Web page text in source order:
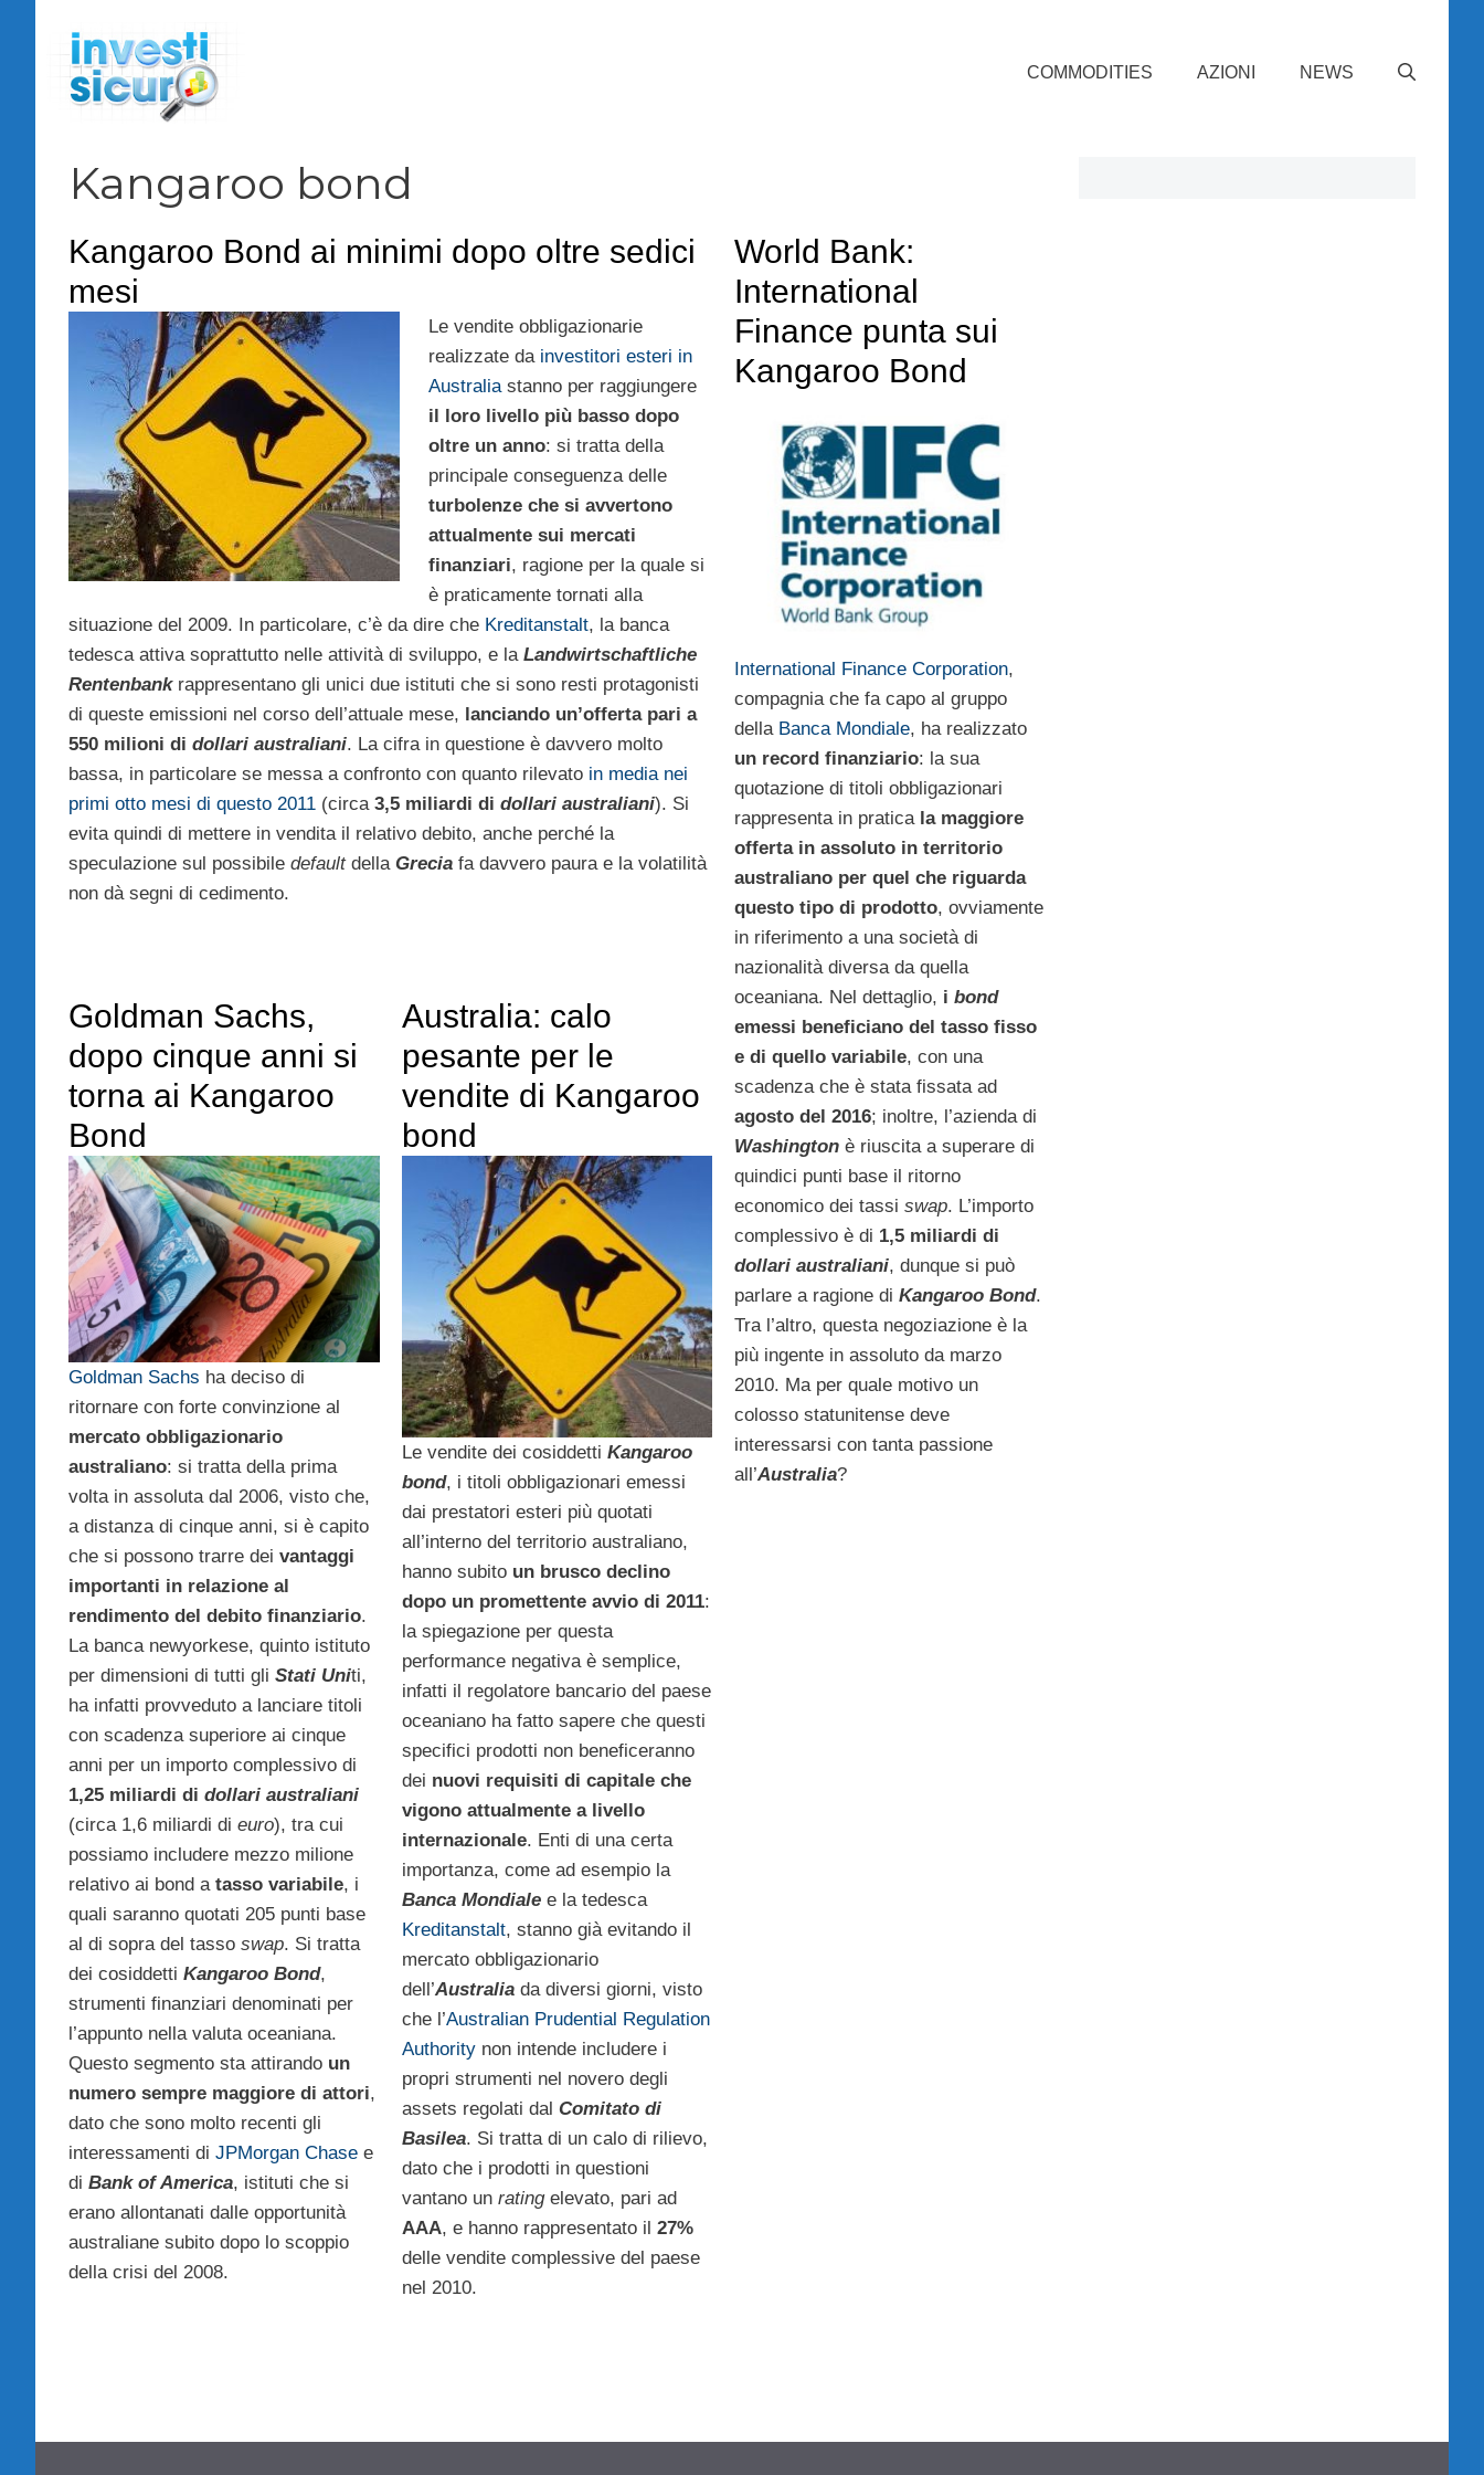
contenuto
COMMODITIES AZIONI NEWS
Kangaroo bond
Kangaroo Bond ai minimi dopo oltre sedici
mesi
Le vendite obbligazionarie
realizzate da investitori esteri in
Australiastanno per raggiungere
il loro livello più basso dopo
oltre un anno: si tratta della
principale conseguenza delle
turbolenze che si avvertono
attualmente sui mercati
finanziari, ragione per la quale si
è praticamente tornati alla
situazione del 2009. In particolare, c’è da dire che Kreditanstalt, la banca
tedesca attiva soprattutto nelle attività di sviluppo, e la Landwirtschaftliche
Rentenbankrappresentano gli unici due istituti che si sono resti protagonisti
di queste emissioni nel corso dell’attuale mese, lanciando un’offerta pari a
550 milioni di dollari australiani. La cifra in questione è davvero molto
bassa, in particolare se messa a confronto con quanto rilevato in media nei
primi otto mesi di questo 2011 (circa 3,5 miliardi di dollari australiani). Si
evita quindi di mettere in vendita il relativo debito, anche perché la
speculazione sul possibile defaultdella Grecia fa davvero paura e la volatilità
non dà segni di cedimento.
World Bank:
International
Finance punta sui
Kangaroo Bond
International Finance Corporation,
compagnia che fa capo al gruppo
della Banca Mondiale, ha realizzato
un record finanziario: la sua
quotazione di titoli obbligazionari
rappresenta in pratica la maggiore
offerta in assoluto in territorio
australiano per quel che riguarda
questo tipo di prodotto, ovviamente
in riferimento a una società di
nazionalità diversa da quella
oceaniana. Nel dettaglio, ibond
emessi beneficiano del tasso fisso
e di quello variabile, con una
scadenza che è stata fissata ad
agosto del 2016; inoltre, l’azienda di
Washington è riuscita a superare di
quindici punti base il ritorno
economico dei tassiswap. L’importo
complessivo è di 1,5 miliardi di
dollari australiani, dunque si può
parlare a ragione diKangaroo Bond.
Tra l’altro, questa negoziazione è la
più ingente in assoluto da marzo
2010. Ma per quale motivo un
colosso statunitense deve
interessarsi con tanta passione
all’Australia?
Goldman Sachs,
dopo cinque anni si
torna ai Kangaroo
Bond
Goldman Sachs ha deciso di
ritornare con forte convinzione al
mercato obbligazionario
australiano: si tratta della prima
volta in assoluta dal 2006, visto che,
a distanza di cinque anni, si è capito
che si possono trarre dei vantaggi
importanti in relazione al
rendimento del debito finanziario.
La banca newyorkese, quinto istituto
per dimensioni di tutti gli Stati Uniti,
ha infatti provveduto a lanciare titoli
con scadenza superiore ai cinque
anni per un importo complessivo di
1,25 miliardi di dollari australiani
(circa 1,6 miliardi di euro), tra cui
possiamo includere mezzo milione
relativo ai bond a tasso variabile, i
quali saranno quotati 205 punti base
al di sopra del tasso swap. Si tratta
dei cosiddetti Kangaroo Bond,
strumenti finanziari denominati per
l’appunto nella valuta oceaniana.
Questo segmento sta attirando un
numero sempre maggiore di attori,
dato che sono molto recenti gli
interessamenti di JPMorgan Chase e
di Bank of America, istituti che si
erano allontanati dalle opportunità
australiane subito dopo lo scoppio
della crisi del 2008.
Australia: calo
pesante per le
vendite di Kangaroo
bond
Le vendite dei cosiddetti Kangaroo
bond, i titoli obbligazionari emessi
dai prestatori esteri più quotati
all’interno del territorio australiano,
hanno subito un brusco declino
dopo un promettente avvio di 2011:
la spiegazione per questa
performance negativa è semplice,
infatti il regolatore bancario del paese
oceaniano ha fatto sapere che questi
specifici prodotti non beneficeranno
dei nuovi requisiti di capitale che
vigono attualmente a livello
internazionale. Enti di una certa
importanza, come ad esempio la
Banca Mondialee la tedesca
Kreditanstalt, stanno già evitando il
mercato obbligazionario
dell’Australiada diversi giorni, visto
che l’Australian Prudential Regulation
Authoritynon intende includere i
propri strumenti nel novero degli
assets regolati dal Comitato di
Basilea. Si tratta di un calo di rilievo,
dato che i prodotti in questioni
vantano un ratingelevato, pari ad
AAA, e hanno rappresentato il 27%
delle vendite complessive del paese
nel 2010.